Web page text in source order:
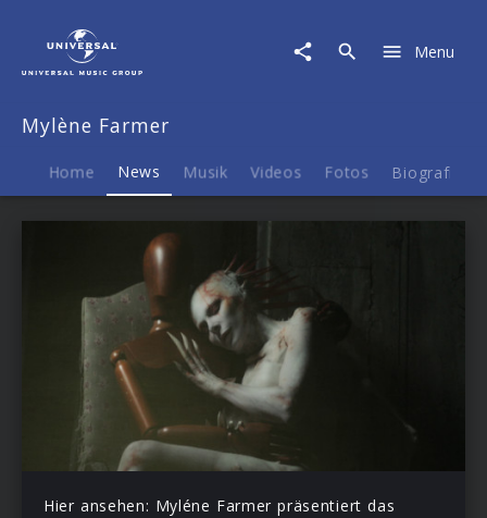
News
Menu
Mylène Farmer
Home News Musik Videos Fotos Biografie
Hier ansehen: Myléne Farmer präsentiert das